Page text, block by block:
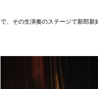
で、その生演奏のステージで新郎新